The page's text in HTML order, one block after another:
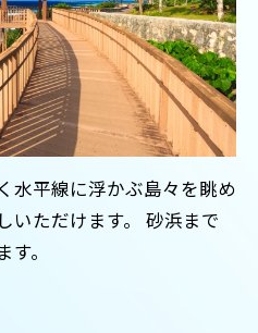
水平線に浮かぶ島々を眺め
いただけます。 砂浜まで
。